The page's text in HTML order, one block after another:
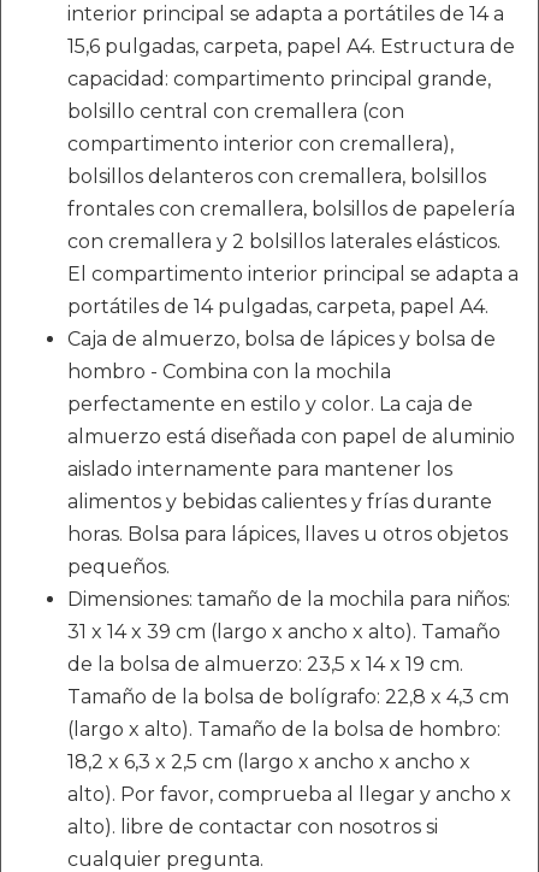
interior principal se adapta a portátiles de 14 a
15,6 pulgadas, carpeta, papel A4. Estructura de
capacidad: compartimento principal grande,
bolsillo central con cremallera (con
compartimento interior con cremallera),
bolsillos delanteros con cremallera, bolsillos
frontales con cremallera, bolsillos de papelería
con cremallera y 2 bolsillos laterales elásticos.
El compartimento interior principal se adapta a
portátiles de 14 pulgadas, carpeta, papel A4.
Caja de almuerzo, bolsa de lápices y bolsa de
hombro - Combina con la mochila
perfectamente en estilo y color. La caja de
almuerzo está diseñada con papel de aluminio
aislado internamente para mantener los
alimentos y bebidas calientes y frías durante
horas. Bolsa para lápices, llaves u otros objetos
pequeños.
Dimensiones: tamaño de la mochila para niños:
31 x 14 x 39 cm (largo x ancho x alto). Tamaño
de la bolsa de almuerzo: 23,5 x 14 x 19 cm.
Tamaño de la bolsa de bolígrafo: 22,8 x 4,3 cm
(largo x alto). Tamaño de la bolsa de hombro:
18,2 x 6,3 x 2,5 cm (largo x ancho x ancho x
alto). Por favor, comprueba al llegar y ancho x
alto). libre de contactar con nosotros si
cualquier pregunta.